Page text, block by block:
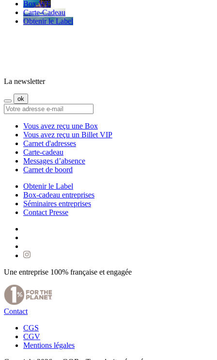
Box-WE
Carte-Cadeau
Obtenir le Label
La newsletter
Vous avez reçu une Box
Vous avez reçu un Billet VIP
Carnet d'adresses
Carte-cadeau
Messages d’absence
Carnet de boord
Obtenir le Label
Box-cadeau entreprises
Séminaires entreprises
Contact Presse
Une entreprise 100% française et engagée
Contact
CGS
CGV
Mentions légales